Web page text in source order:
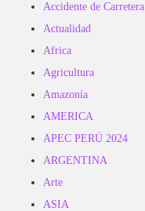
Accidente de Carretera
Actualidad
Africa
Agricultura
Amazonía
AMERICA
APEC PERÚ 2024
ARGENTINA
Arte
ASIA